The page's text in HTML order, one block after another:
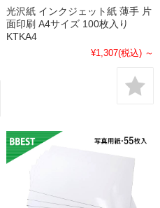
光沢紙 インクジェット紙 薄手 片
面印刷 A4サイズ 100枚入り
KTKA4
¥1,307(税込) ～